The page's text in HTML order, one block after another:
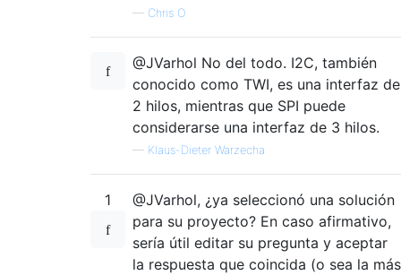
— Chris O
@JVarhol No del todo. I2C, también
conocido como TWI, es una interfaz de
2 hilos, mientras que SPI puede
considerarse una interfaz de 3 hilos.
— Klaus-Dieter Warzecha
1
@JVarhol, ¿ya seleccionó una solución
para su proyecto? En caso afirmativo,
sería útil editar su pregunta y aceptar
la respuesta que coincida (o sea la más